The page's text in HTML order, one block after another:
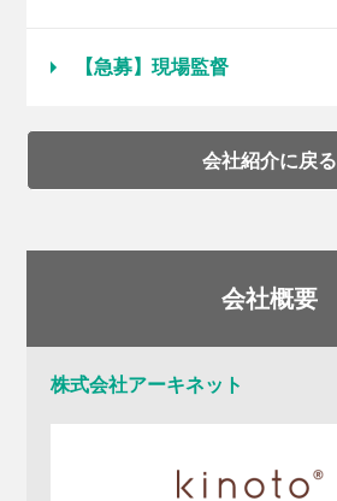
【急募】現場監督
会社紹介に戻る
会社概要
株式会社アーキネット